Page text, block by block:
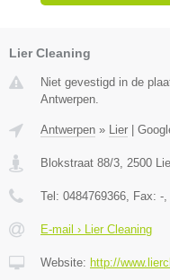
Lier Cleaning
Niet gevestigd in de
Antwerpen.
Antwerpen » Lier
Blokstraat 88/3 2500
Tel: 0484769366 , Fax: -
E-mail › Lier Cleaning
Website: http://